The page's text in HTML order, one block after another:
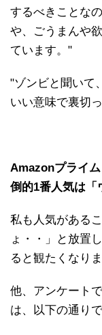
するべきことな
や、ごうまんや
ています。"
"ゾンビと聞いて
いい意味で裏切
Amazonプライ
倒的1番人気は「
私も人気がある
ょ・・」と放置
ると観たくなりま
他、アンケート
は、以下の通りで